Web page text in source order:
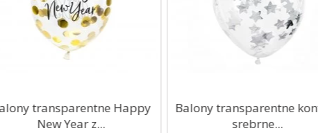
transparentne Happy
New Year z...
Balony transparentne
srebrne...